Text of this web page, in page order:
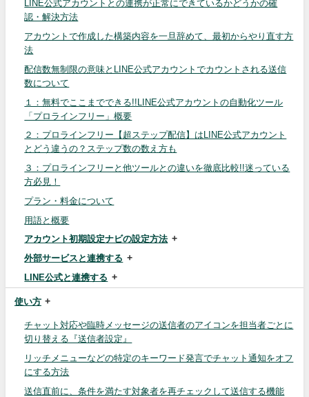
LINE公式アカウントとの連携が正常にできているかどうかの確
認・解決方法
アカウントで作成した構築内容を一旦辞めて、最初からやり直す方
法
配信数無制限の意味とLINE公式アカウントでカウントされる送信
数について
１：無料でここまでできる!!LINE公式アカウントの自動化ツール
「プロラインフリー」概要
２：プロラインフリー【超ステップ配信】はLINE公式アカウント
とどう違うの？ステップ数の数え方も
３：プロラインフリーと他ツールとの違いを徹底比較!!迷っている
方必見！
プラン・料金について
用語と概要
アカウント初期設定ナビの設定方法
外部サービスと連携する
LINE公式と連携する
使い方
チャット対応や臨時メッセージの送信者のアイコンを担当者ごとに
切り替える『送信者設定』
リッチメニューなどの特定のキーワード発言でチャット通知をオフ
にする方法
送信直前に、条件を満たす対象者を再チェックして送信する機能